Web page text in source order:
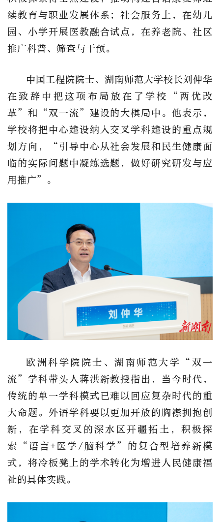
续教育与职业发展体系 ；社会服务上，在幼儿
园、小学开展医教融合试点，在养老院、社区
推广科普、筛查与干预。
中国工程院院士、湖南师范大学校长刘仲华
在致辞中把这项布局放在了学校
“两优改
革”和“双一流”建设的大棋局中。他表示，
学校将把 中心建设纳入交叉学科建设的重点规
划方向，
“引导中心从社会发展和民生健康面
临的实际问题中凝练选题，做好研究研发与应
用推广”。
欧洲科学院院士、湖南师范大学
“双一
流”学科带头人蒋洪新教授指出， 当今时代，
传统的单一学科模式已难以回应复杂时代的重
大命题。 外语学科要以更加开放的胸襟拥抱创
新，在学科交叉的深水区开疆拓土 ， 积极探
索
“语言+医学/脑科学”的复合型培养新模
式，将冷板凳上的学术转化为增进人民健康福
祉的具体实践。